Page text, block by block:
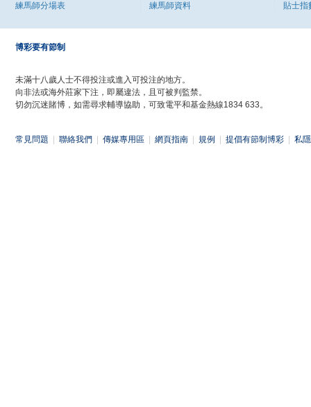
練馬師分場表
練馬師資料
貼士指
博彩要有節制
未滿十八歲人士不得投注或進入可投注的地方。
向非法或海外莊家下注，即屬違法，且可被判監禁。
切勿沉迷賭博，如需尋求輔導協助，可致電平和基金熱線1834 633。
常見問題 聯絡我們 傳媒專用區 網頁指南 規例 提倡有節制博彩 私